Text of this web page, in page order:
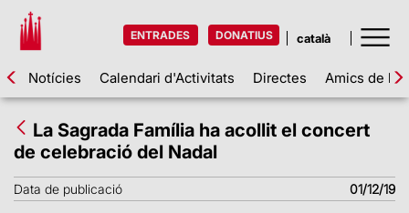
ENTRADES DONATIUS
Notícies Calendari d'Activitats Directes Amics de la
La Sagrada Família ha acollit el concert
de celebració del Nadal
Data de publicació 01/12/19